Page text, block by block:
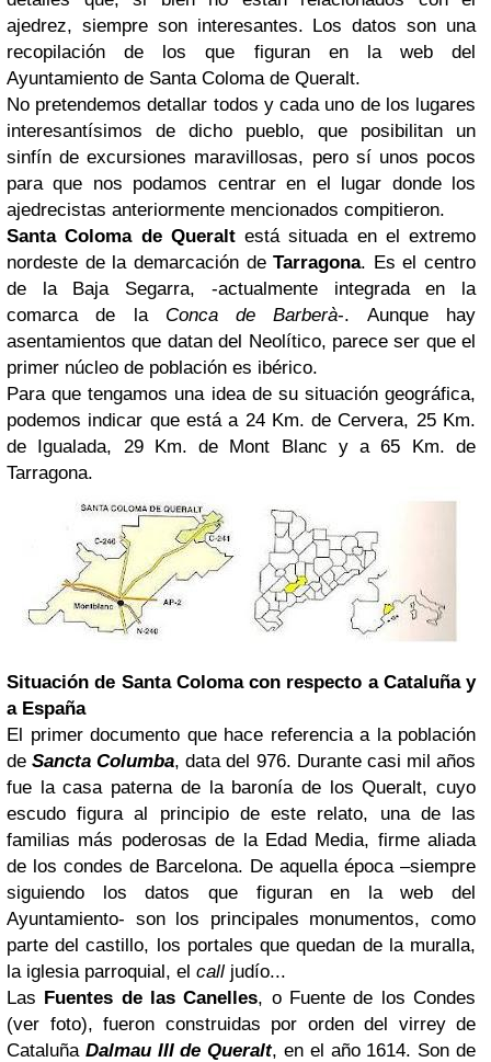
ajedrez, siempre son interesantes. Los datos son una
recopilación de los que figuran en la web del
Ayuntamiento de Santa Coloma de Queralt.
No pretendemos detallar todos y cada uno de los lugares
interesantísimos de dicho pueblo, que posibilitan un
sinfín de excursiones maravillosas, pero sí unos pocos
para que nos podamos centrar en el lugar donde los
ajedrecistas anteriormente mencionados compitieron.
Santa Coloma de Queraltestá situada en el extremo
nordeste de la demarcación deTarragona. Es el centro
de la Baja Segarra, -actualmente integrada en la
comarca de la Conca de Barberà-. Aunque hay
asentamientos que datan del Neolítico, parece ser que el
primer núcleo de población es ibérico.
Para que tengamos una idea de su situación geográfica,
podemos indicar que está a 24 Km. de Cervera, 25 Km.
de Igualada, 29 Km. de Mont Blanc y a 65 Km. de
Tarragona.
Situación de Santa Coloma con respecto a Cataluña y
a España
El primer documento que hace referencia a la población
deSancta Columba, data del 976. Durante casi mil años
fue la casa paterna de la baronía de los Queralt, cuyo
escudo figura al principio de este relato, una de las
familias más poderosas de la Edad Media, firme aliada
de los condes de Barcelona. De aquella época –siempre
siguiendo los datos que figuran en la web del
Ayuntamiento- son los principales monumentos, como
parte del castillo, los portales que quedan de la muralla,
la iglesia parroquial, el call judío...
Las Fuentes de las Canelles, o Fuente de los Condes
(ver foto), fueron construidas por orden del virrey de
Cataluña Dalmau III de Queralt, en el año 1614. Son de